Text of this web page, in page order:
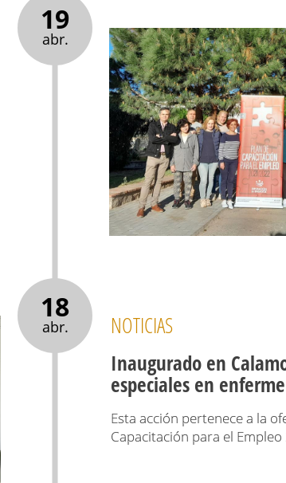
19
abr.
18
abr. NOTICIAS
Inaugurado en
especiales en
Esta acción pertenece a la
Capacitación para el